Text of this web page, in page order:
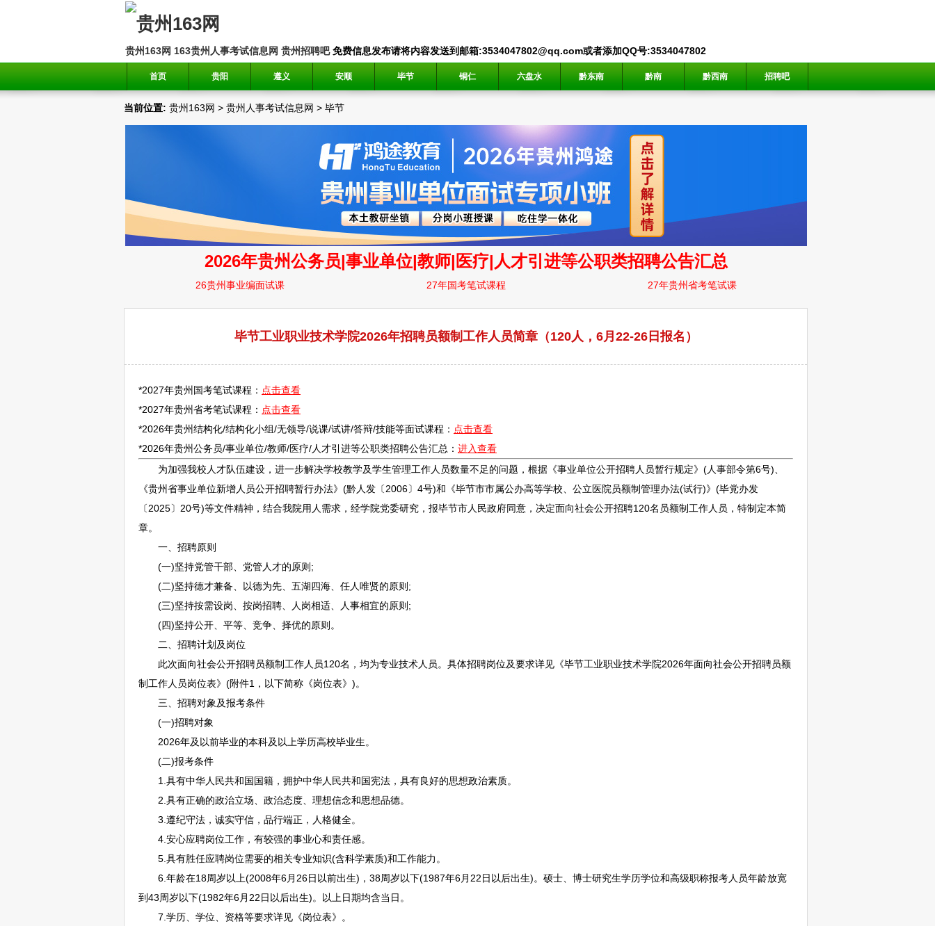
贵州163网 163贵州人事考试信息网 贵州招聘吧免费信息发布请将内容发送到邮箱:3534047802@qq.com或者添加QQ号:3534047802
首页 贵阳 遵义 安顺 毕节 铜仁 六盘水 黔东南 黔南 黔西南 招聘吧
当前位置: 贵州163网 > 贵州人事考试信息网 > 毕节
毕节工业职业技术学院2026年招聘员额制工作人员简章（120人，6月22-26日报名）
*2027年贵州国考笔试课程： 点击查看
*2027年贵州省考笔试课程： 点击查看
*2026年贵州结构化/结构化小组/无领导/说课/试讲/答辩/技能等面试课程： 点击查看
*2026年贵州公务员/事业单位/教师/医疗/人才引进等公职类招聘公告汇总： 进入查看
为加强我校人才队伍建设，进一步解决学校教学及学生管理工作人员数量不足的问题，根据《事业单位公开招聘人员暂行规定》(人事部令第6号)、
《贵州省事业单位新增人员公开招聘暂行办法》(黔人发〔2006〕4号)和《毕节市市属公办高等学校、公立医院员额制管理办法(试行)》(毕党办发
〔2025〕20号)等文件精神，结合我院用人需求，经学院党委研究，报毕节市人民政府同意，决定面向社会公开招聘120名员额制工作人员，特制定本简
章。
一、 招聘原则
(一)坚持党管干部、党管人才的原则;
(二)坚持德才兼备、以德为先、五湖四海、任人唯贤的原则;
(三)坚持按需设岗、按岗招聘 、人岗相适、人事相宜的原则;
(四)坚持公开、平等、竞争、择优的原则。
二、 招聘计划及岗位
此次面向社会公开招聘员额制工作人员120名，均为专业技术人员。具体招聘岗位及要求详见《毕节工业职业技术学院2026年面向社会公开招聘员额
制工作人员岗位表》(附件1，以下简称《岗位表》)。
三、 招聘对象及报考条件
(一)招聘对象
2026年及以前毕业的本科及以上学历高校毕业生。
(二)报考条件
1.具有中华人民共和国国籍，拥护中华人民共和国宪法，具有良好的思想政治素质。
2.具有正确的政治立场、政治态度、理想信念和思想品德。
3.遵纪守法，诚实守信，品行端正，人格健全。
4.安心应聘岗位工作，有较强的事业心和责任感。
5.具有胜任应聘岗位需要的相关专业知识(含科学素质)和工作能力。
6.年龄在18周岁以上(2008年6月26日以前出生)，38周岁以下(1987年6月22日以后出生)。硕士、博士研究生学历学位和高级职称报考人员年龄放宽
到43周岁以下(1982年6月22日以后出生)。以上日期均含当日。
7.学历、学位、资格等要求详见《岗位表》。